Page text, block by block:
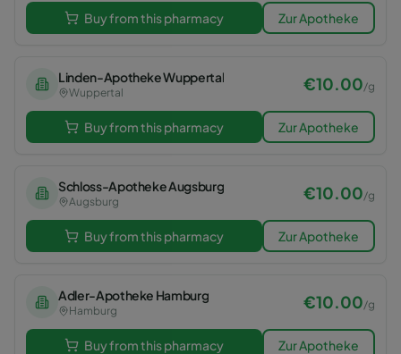
Buy from this pharmacy Zur Apotheke
Linden-Apotheke Wuppertal
Wuppertal €10.00/g
Buy from this pharmacy Zur Apotheke
Schloss-Apotheke Augsburg
Augsburg €10.00/g
Buy from this pharmacy Zur Apotheke
Adler-Apotheke Hamburg
Hamburg €10.00/g
Buy from this pharmacy Zur Apotheke